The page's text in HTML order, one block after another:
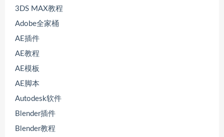
3DS MAX教程
Adobe全家桶
AE插件
AE教程
AE模板
AE脚本
Autodesk软件
Blender插件
Blender教程